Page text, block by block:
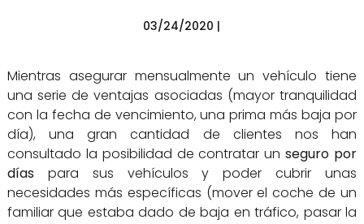
03/24/2020 |
Mientras asegurar mensualmente un vehículo tiene
una serie de ventajas asociadas (mayor tranquilidad
con la fecha de vencimiento, una prima más baja por
día), una gran cantidad de clientes nos han
consultado la posibilidad de contratar unseguro por
díaspara sus vehículos y poder cubrir unas
necesidades más específicas (mover el coche de un
familiar que estaba dado de baja en tráfico, pasar la